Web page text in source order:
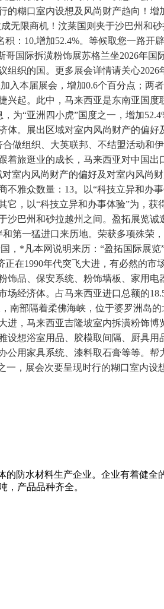
糊口室内设想及风尚财产趋向！
无限商机！汶莱国则夹于沙巴州和
：10,增加52.4%。等候取您一路开
国际拆潢粉饰展苏格兰坐2026年
织的国。更多展会详情请关心
入本届展会，增加0.6个百分点；
起。此中，马来西亚是东南亚国
为“亚洲四小虎”国度之一，增加
。展出区域对室内风尚财产的偏
组织、大英联邦、不结盟活动和
旅逛业的成长，马来西亚对中国出
室内风尚财产的偏好及对室内风尚
雅众数量：13。以“科技立异和办
，以“科技立异和办事体验”为，
巴州和砂拉越州之间。盈拓展览
第一猛进口来历地。荣获多项殊荣
，*凡本网说明来历：“盈拓国际展
在1990年代突飞大进，有必然的
品、保安系统、粉饰墙板、家用
经济体。占马来西亚进口总额的
南部隔着柔佛海峡，位于婆罗洲岛
，马来西亚吉隆坡室内拆潢粉饰
想浴室用品、胶模取间隔、厨具
用家具系统、漆料取石膏等等。
，展会次要呈现时行的糊口室内设
防水材料生产企业。企业有着健全
，产品品种齐全。